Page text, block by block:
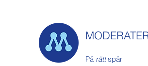
På rättspår